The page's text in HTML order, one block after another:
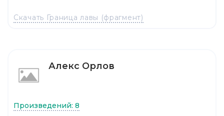
Скачать Граница лавы (фрагмент)
Алекс Орлов
Произведений: 8